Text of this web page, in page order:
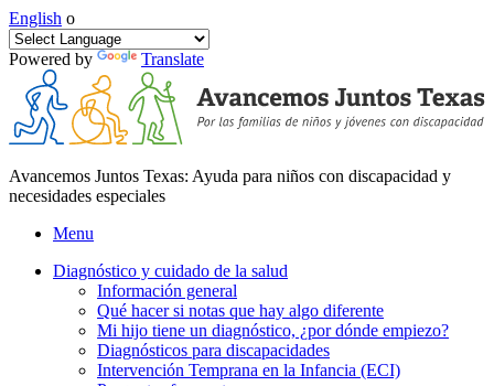
English o
Powered by Translate
Avancemos Juntos Texas: Ayuda para niños con discapacidad y
necesidades especiales
Menu
Diagnóstico y cuidado de la salud
Información general
Qué hacer si notas que hay algo diferente
Mi hijo tiene un diagnóstico, ¿por dónde empiezo?
Diagnósticos para discapacidades
Intervención Temprana en la Infancia (ECI)